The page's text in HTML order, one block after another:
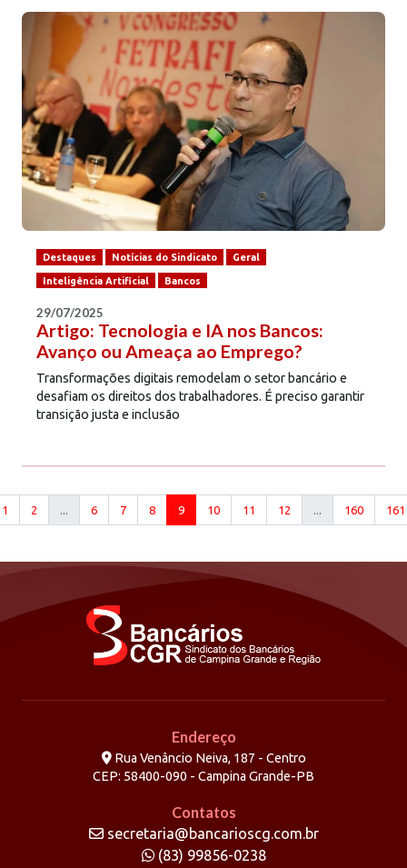
Destaques Notícias do Sindicato Geral
Inteligência Artificial Bancos
29/07/2025
Artigo: Tecnologia e IA nos Bancos:
Avanço ou Ameaça ao Emprego?
Transformações digitais remodelam o setor bancário e
desafiam os direitos dos trabalhadores. É preciso garantir
transição justa e inclusão
1 2 ... 6 7 8 9 10 11 12 ... 160 161
Endereço
Rua Venâncio Neiva, 187 - Centro
CEP: 58400-090 - Campina Grande-PB
Contatos
secretaria@bancarioscg.com.br
(83) 99856-0238